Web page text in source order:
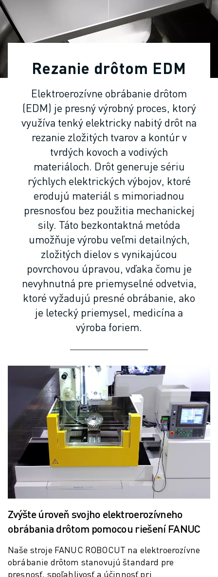
PRIEMYSELNÉ ROBOTY
KOLABORATÍVNE ROBOTY
ROZSAH ROBOTOV
OVLÁDAČE ROBOTOV - CONTROLLERY
SOFTVÉR PRE ROBOTY
ROBOTICKÉ VZDELÁVACIE BUNKY
ROBOTICKÁ AUTOMATIZÁCIA
ROBOTY PRE OBLÚKOVÉ ZVÁRANIE
DELTA ROBOTY
POTRAVINÁRSKE ROBOTY A ROBOTY PRE ČISTÉ PRIESTORY
LAKOVACIE ROBOTY
PALETIZAČNÉ ROBOTY
SCARA ROBOTY
KOMPAKTNÉ CNC STROJE
VYHĽADÁVAČ ROBODRILL
KOMPAKTNÉ CNC STROJE ROBODRILL
TECHNICKÉ VYBAVENIE ROBODRILL
ROBODRILL SOFTVÉR
PREVENTÍVNA ÚDRŽBA PRE ROBODRILL
ROBODRILL UDRŽATEĽNOSŤ
BALÍK ROBODRILL A ROBOT
VZDELÁVACÍ BALÍČEK ROBODRILL
ELEKTRICKÉ VSTREKOVACIE STROJE
ELEKTRICKÉ VSTREKOVACIE STROJE ROBOSHOT
ROBOSHOT TECHNICKÉ VYBAVENIE
ROBOSHOT SOFTVÉR
ROBOSHOT UDRŽATEĽNOSŤ
BALÍK ROBOSHOT A ROBOT
PREVENTÍVNA ÚDRŽBA ROBOSHOT
CELKOVÉ NÁKLADY NA ROBOSHOT
STROJE NA ELEKTROEROZÍVNE OBRÁBANIE DRÔTOM
ROBOCUT ELEKTROEROZÍVNE OBRÁBANIE DRÔTOM
ROBOCUT TECHNICKÉ VYBAVENIE
ROBOCUT SOFTVÉR
PREVENTÍVNA ÚDRŽBA ROBOCUT
UDRŽATEĽNOSŤ ROBOCUT
INTELIGENTNÉ TOVÁRENSKÉ RIEŠENIA
INTELIGENTNÉ TOVÁRENSKÉ RIEŠENIA NA ZVÝŠENIE
Rezanie drôtom EDM
Elektroerozívne obrábanie drôtom
(EDM) je presný výrobný proces, ktorý
využíva tenký elektricky nabitý drôt na
rezanie zložitých tvarov a kontúr v
tvrdých kovoch a vodivých
materiáloch. Drôt generuje sériu
rýchlych elektrických výbojov, ktoré
erodujú materiál s mimoriadnou
presnosťou bez použitia mechanickej
sily. Táto bezkontaktná metóda
umožňuje výrobu veľmi detailných,
zložitých dielov s vynikajúcou
povrchovou úpravou, vďaka čomu je
nevyhnutná pre priemyselné odvetvia,
ktoré vyžadujú presné obrábanie, ako
je letecký priemysel, medicína a
výroba foriem.
Zvýšte úroveň svojho elektroerozívneho
obrábania drôtom pomocou riešení FANUC
Naše stroje FANUC ROBOCUT na elektroerozívne
obrábanie drôtom stanovujú štandard pre
presnosť, spoľahlivosť a účinnosť pri